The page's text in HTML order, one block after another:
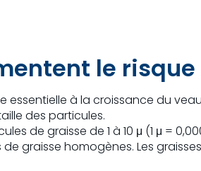
le
à la croissance du
des particules.
de graisse de 1 à 10 μ (1 μ =
graisse homogènes. Les